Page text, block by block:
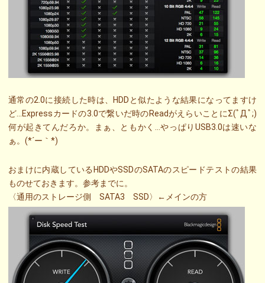
通常の2.0に接続した時は、HDDと似たような結果になってますけ
ど…Expressカードの3.0で繋いだ時のReadがえらいことにΣ(ﾟДﾟ;)
何が起きてんだろか。まぁ、ともかく…やっぱりUSB3.0は速いな
ぁ。(*´ー｀*)
おまけに内蔵しているHDDやSSDのSATAのスピードテストの結果
ものせておきます。参考までに。
〈通用のストレージ側 SATA3 SSD〉←メインの方